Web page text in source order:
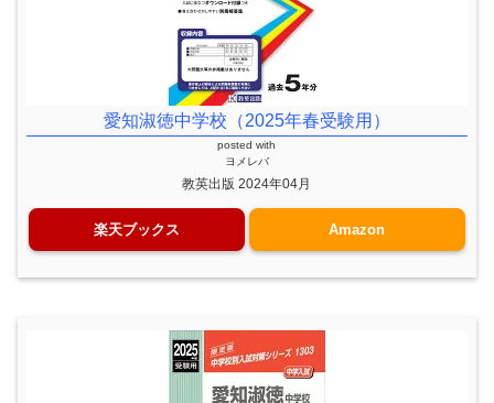
愛知淑徳中学校（2025年春受験用）
posted with
ヨメレバ
教英出版 2024年04月
楽天ブックス Amazon